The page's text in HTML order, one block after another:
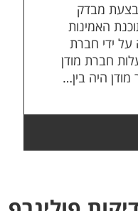
מבדק
האמינות
ידי חברת
חברת מודן
מודן היה בין…